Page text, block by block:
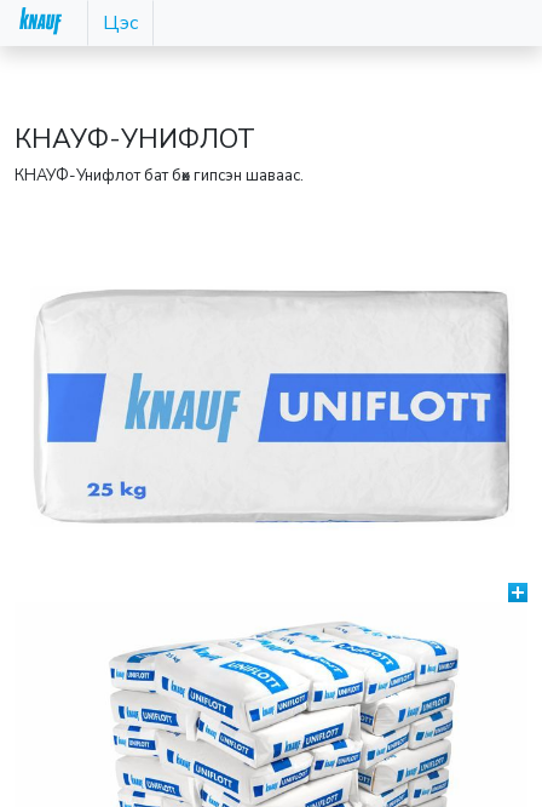
Цэс
КНАУФ-УНИФЛОТ
КНАУФ-Унифлот бат бөх гипсэн шаваас.